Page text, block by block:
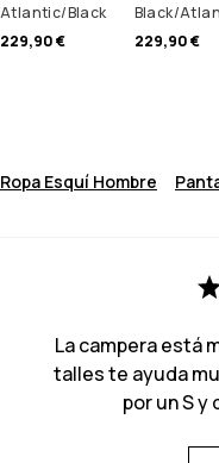
Atlantic/Black
229,90 €
Black/
229,90 €
Ropa Esquí Hombre
La campera está
talles te ayuda
por un S